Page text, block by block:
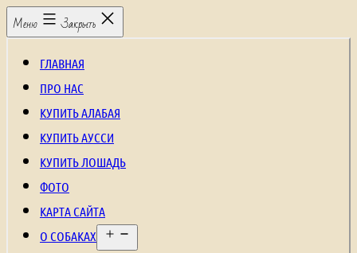
Перейти
к
содержимому
Щенки
алабая,
рабочие
собаки,
охранные
собаки,
щенки
среднеазиатской
овчарки,
щенки
Меню Закрыть
ГЛАВНАЯ
ПРО НАС
КУПИТЬ АЛАБАЯ
КУПИТЬ АУССИ
КУПИТЬ ЛОШАДЬ
ФОТО
КАРТА САЙТА
О СОБАКАХ